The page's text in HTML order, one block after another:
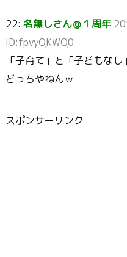
22: 名無しさん＠１周年
ID:fpvyQKWQ0
「子育て」と「子どもなし
どっちやねんｗ
スポンサーリンク